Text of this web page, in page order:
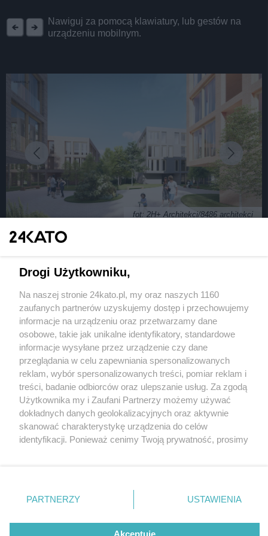
Nawiguj za pomocą klawiatury, lub gestów na
urządzeniu mobilnym.
fot: 2H+ Architekci/8486 architekci
ziemi. Powstała koncepcja zagospodarowania
5 / 10
Nowe osiedle borki katowice
koncepcja 2
Projekt koncepcyjny zabudowy mieszkaniowej w
katowickiej dzielnicy Borki.
Wydawca mediów lokalnych
Nie zapomnij
zapoznać się z:
polityką prywatności regulamin korzystania z portali
Twojemiasto
Piekary Śląskie
Chorzów
Tarnowskie Góry
Gliwice
Skontakuj sięz nami
Kontakt
Wydawca
Redakcja
Drogi Użytkowniku,
Na naszej stronie 24kato.pl, my oraz naszych 1160
zaufanych partnerów uzyskujemy dostęp i przechowujemy
informacje na urządzeniu oraz przetwarzamy dane
osobowe, takie jak unikalne identyfikatory, standardowe
informacje wysyłane przez urządzenie czy dane
przeglądania w celu zapewniania spersonalizowanych
reklam, wybór spersonalizowanych treści, pomiar reklam i
treści, badanie odbiorców oraz ulepszanie usług. Za zgodą
Użytkownika my i Zaufani Partnerzy możemy używać
dokładnych danych geolokalizacyjnych oraz aktywnie
skanować charakterystykę urządzenia do celów
identyfikacji. Ponieważ cenimy Twoją prywatność, prosimy
prywatności znajdujący się w lewym dolnym rogu strony
. Niektóre rodzaje przetwarzania danych nie wymagają
zgody użytkownika, ale masz prawo sprzeciwić się
takiemu przetwarzaniu. Preferencje będą miały
PARTNERZY USTAWIENIA
Akceptuję